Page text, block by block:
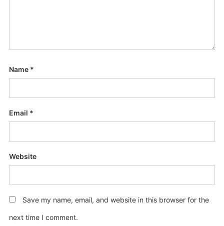
Name *
Email *
Website
Save my name, email, and website in this browser for the
next time I comment.